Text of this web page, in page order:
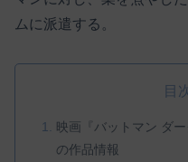
ムに派遣する。
目
映画『バットマン ダ
の作品情報